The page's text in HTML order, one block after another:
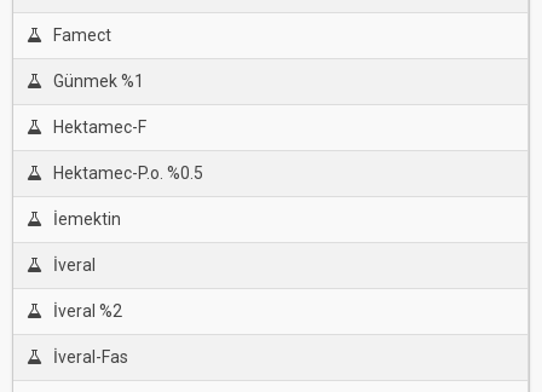
Famect
Günmek %1
Hektamec-F
Hektamec-P.o. %0.5
İemektin
İveral
İveral %2
İveral-Fas